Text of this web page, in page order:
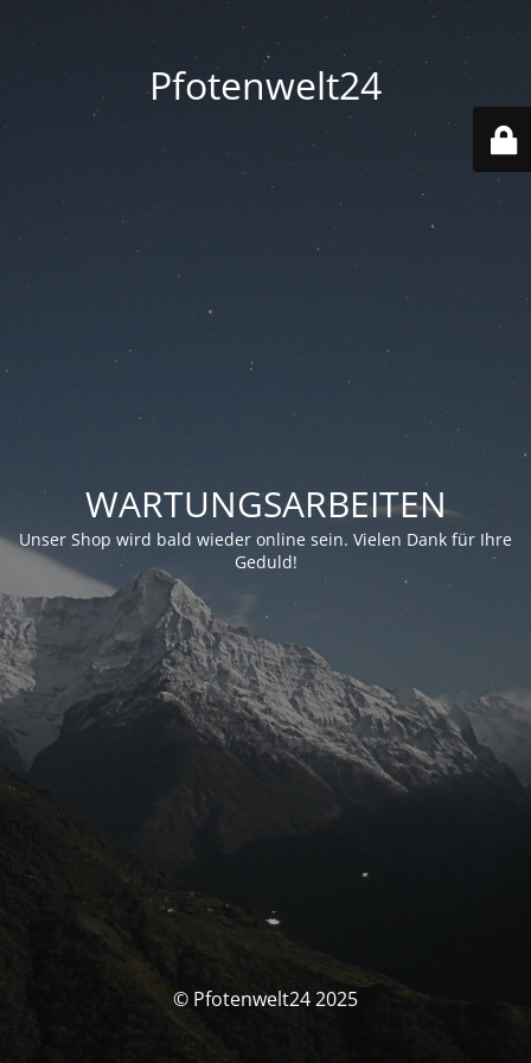
Pfotenwelt24
WARTUNGSARBEITEN
Unser Shop wird bald wieder online sein. Vielen Dank für Ihre
Geduld!
© Pfotenwelt24 2025